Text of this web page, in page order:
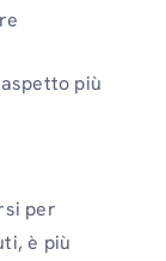
più
per
è più